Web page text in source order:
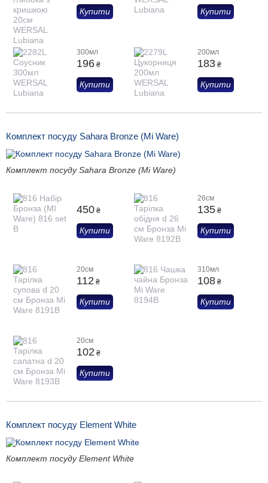
Купити Купити
300мл
196 ₴
Купити
200мл
183 ₴
Купити
Комплект посуду Sahara Bronze (Mi Ware)
Комплект посуду Sahara Bronze (Mi Ware)
450 ₴
Купити
26см
135 ₴
Купити
20см
112 ₴
Купити
310мл
108 ₴
Купити
20см
102 ₴
Купити
Комплект посуду Element White
Комплект посуду Element White